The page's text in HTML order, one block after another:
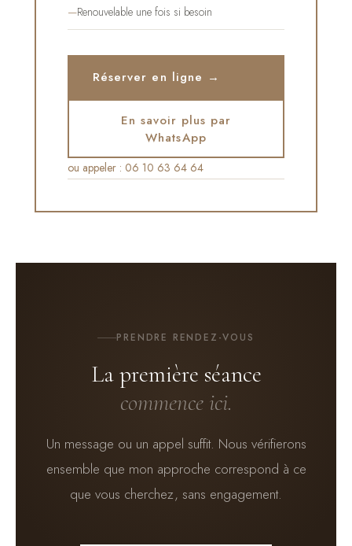
Renouvelable une fois si besoin
Réserver en ligne →
En savoir plus par
WhatsApp
ou appeler : 06 10 63 64 64
PRENDRE RENDEZ-VOUS
La première séance
commence ici.
Un message ou un appel suffit. Nous vérifierons
ensemble que mon approche correspond à ce
que vous cherchez, sans engagement.